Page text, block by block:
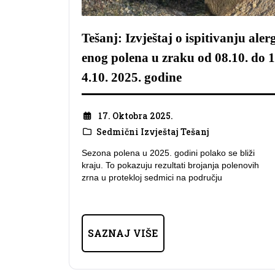
Tešanj: Izvještaj o ispitivanju
enog polena u zraku od 08.10. do 1
4.10. 2025. godine
17. Oktobra 2025.
Sedmični Izvještaj Tešanj
Sezona polena u 2025. godini polako se bliži
kraju. To pokazuju rezultati brojanja polenovih
zrna u protekloj sedmici na području
SAZNAJ VIŠE